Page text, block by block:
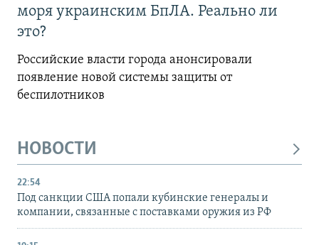
моря украинским БпЛА. Реально ли
это?
Российские власти города анонсировали
появление новой системы защиты от
беспилотников
НОВОСТИ
22:54
Под санкции США попали кубинские генералы и
компании, связанные с поставками оружия из РФ